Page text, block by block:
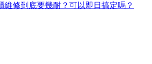
維修到底要幾耐？可以即日搞定嗎？